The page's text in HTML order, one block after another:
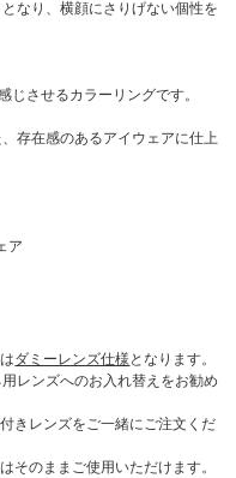
なり、横顔にさりげない個性を
じさせるカラーリングです。
存在感のあるアイウェアに仕上
ア
ダミーレンズ仕様 となります。
レンズへのお入れ替えをお勧め
きレンズをご一緒にご注文くだ
そのままご使用いただけます。